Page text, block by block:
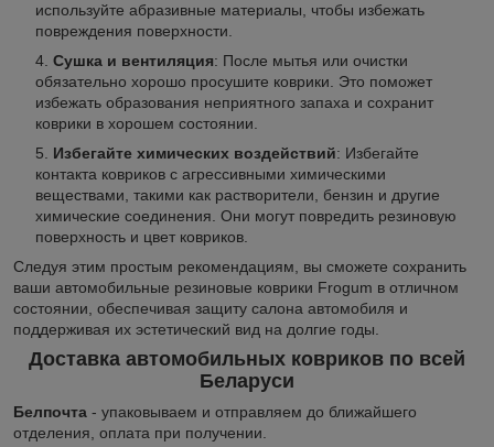
используйте абразивные материалы, чтобы избежать
повреждения поверхности.
Сушка и вентиляция: После мытья или очистки
обязательно хорошо просушите коврики. Это поможет
избежать образования неприятного запаха и сохранит
коврики в хорошем состоянии.
Избегайте химических воздействий: Избегайте
контакта ковриков с агрессивными химическими
веществами, такими как растворители, бензин и другие
химические соединения. Они могут повредить резиновую
поверхность и цвет ковриков.
Следуя этим простым рекомендациям, вы сможете сохранить
ваши автомобильные резиновые коврики Frogum в отличном
состоянии, обеспечивая защиту салона автомобиля и
поддерживая их эстетический вид на долгие годы.
Доставка автомобильных ковриков по всей
Беларуси
Белпочта - упаковываем и отправляем до ближайшего
отделения, оплата при получении.